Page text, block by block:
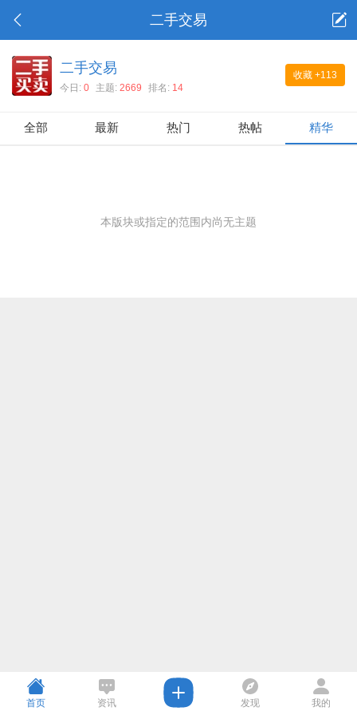
二手交易
收藏 +113
二手交易
今日: 0 主题: 2669 排名: 14
全部 最新 热门 热帖 精华
本版块或指定的范围内尚无主题
首页 资讯 发现 我的